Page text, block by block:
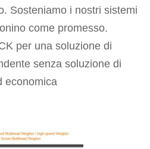
Sosteniamo i nostri sistemi
come promesso.
per una soluzione di
senza soluzione di
economica